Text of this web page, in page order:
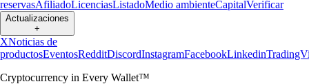
reservasAfiliadoLicenciasListadoMedio ambienteCapitalVerificar
Actualizaciones
+
XNoticias de
productosEventosRedditDiscordInstagramFacebookLinkedin
Cryptocurrency in Every Wallet™